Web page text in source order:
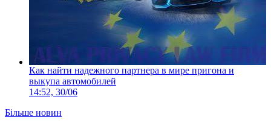
Как найти надежного партнера в мире пригона и
выкупа автомобилей
14:52, 30/06
Більше новин